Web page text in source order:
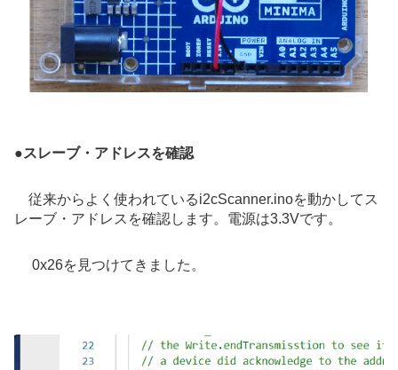
●スレーブ・アドレスを確認
従来からよく使われているi2cScanner.inoを動かしてス
レーブ・アドレスを確認します。電源は3.3Vです。
0x26を見つけてきました。